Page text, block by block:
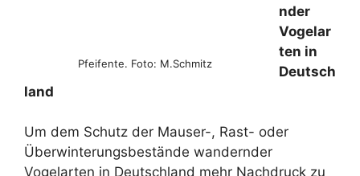
Pfeifente. Foto: M.Schmitz
nder
Vogelar
ten in
Deutsch
land
Um dem Schutz der Mauser-, Rast- oder
Überwinterungsbestände wandernder
Vogelarten in Deutschland mehr Nachdruck zu